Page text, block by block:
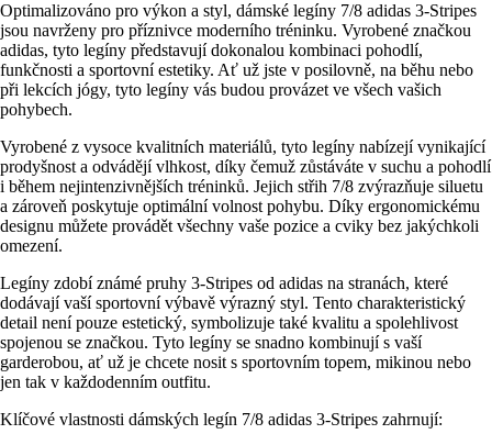
Optimalizováno pro výkon a styl, dámské legíny 7/8 adidas 3-Stripes
jsou navrženy pro příznivce moderního tréninku. Vyrobené značkou
adidas, tyto legíny představují dokonalou kombinaci pohodlí,
funkčnosti a sportovní estetiky. Ať už jste v posilovně, na běhu nebo
při lekcích jógy, tyto legíny vás budou provázet ve všech vašich
pohybech.
Vyrobené z vysoce kvalitních materiálů, tyto legíny nabízejí vynikající
prodyšnost a odvádějí vlhkost, díky čemuž zůstáváte v suchu a pohodlí
i během nejintenzivnějších tréninků. Jejich střih 7/8 zvýrazňuje siluetu
a zároveň poskytuje optimální volnost pohybu. Díky ergonomickému
designu můžete provádět všechny vaše pozice a cviky bez jakýchkoli
omezení.
Legíny zdobí známé pruhy 3-Stripes od adidas na stranách, které
dodávají vaší sportovní výbavě výrazný styl. Tento charakteristický
detail není pouze estetický, symbolizuje také kvalitu a spolehlivost
spojenou se značkou. Tyto legíny se snadno kombinují s vaší
garderobou, ať už je chcete nosit s sportovním topem, mikinou nebo
jen tak v každodenním outfitu.
Klíčové vlastnosti dámských legín 7/8 adidas 3-Stripes zahrnují: